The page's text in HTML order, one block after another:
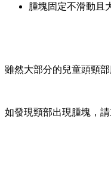
腫塊固定不滑動且
雖然大部分的兒童頭頸
如發現頸部出現腫塊，請